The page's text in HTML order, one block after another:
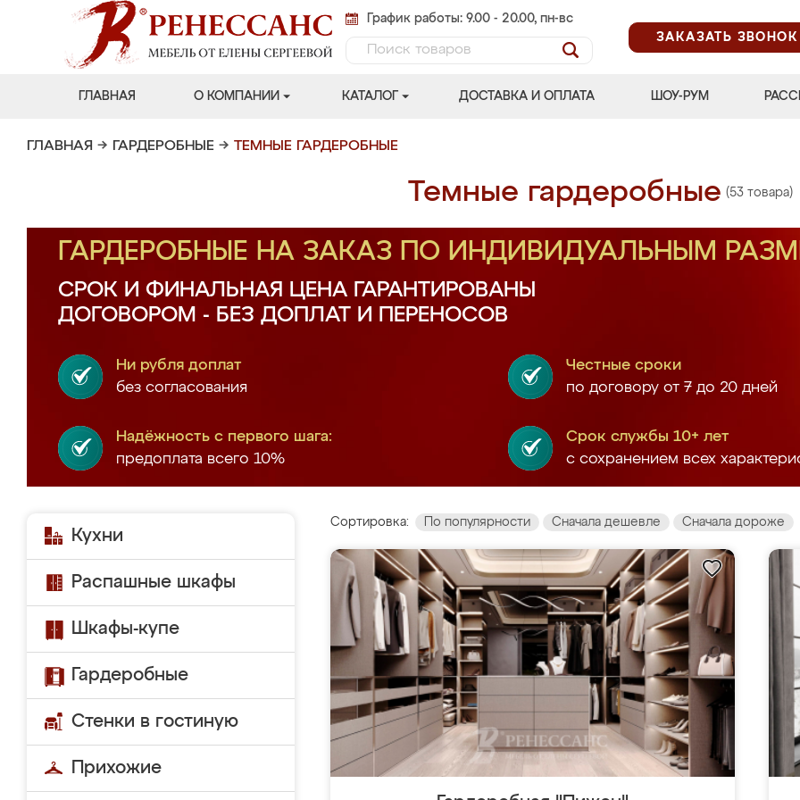
График работы: 9.00 - 20.00, пн-вс
ЗАКАЗАТЬ ЗВОНОК
ГЛАВНАЯ О КОМПАНИИ КАТАЛОГ ДОСТАВКА И ОПЛАТА ШОУ-РУМ
ГЛАВНАЯ → ГАРДЕРОБНЫЕ → ТЕМНЫЕ ГАРДЕРОБНЫЕ
Темные гардеробные (53 товара)
ГАРДЕРОБНЫЕ НА ЗАКАЗ ПО ИНДИВИДУАЛЬНЫМ
СРОК И ФИНАЛЬНАЯ ЦЕНА ГАРАНТИРОВАНЫ
ДОГОВОРОМ - БЕЗ ДОПЛАТ И ПЕРЕНОСОВ
Ни рубля доплат
без согласования
Честные сроки
по договору от 7 до 20 дней
Надёжность с первого шага:
предоплата всего 10%
Срок службы 10+ лет
с сохранением всех
Кухни
Распашные шкафы
Шкафы-купе
Гардеробные
Стенки в гостиную
Прихожие
Сортировка: По популярности Сначала дешевле Сначала дороже